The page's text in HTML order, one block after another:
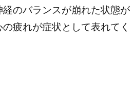
のバランスが崩れた状態が
疲れが症状として表れてく